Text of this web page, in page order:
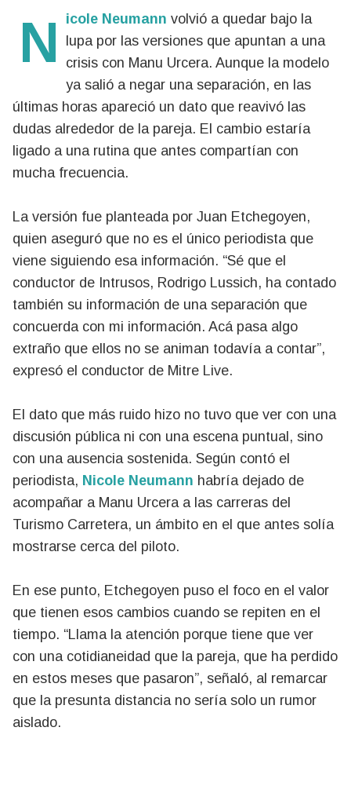
Nicole Neumann volvió a quedar bajo la
lupa por las versiones que apuntan a una
crisis con Manu Urcera. Aunque la modelo
ya salió a negar una separación, en las
últimas horas apareció un dato que reavivó las
dudas alrededor de la pareja. El cambio estaría
ligado a una rutina que antes compartían con
mucha frecuencia.
La versión fue planteada por Juan Etchegoyen,
quien aseguró que no es el único periodista que
viene siguiendo esa información. “Sé que el
conductor de Intrusos, Rodrigo Lussich, ha contado
también su información de una separación que
concuerda con mi información. Acá pasa algo
extraño que ellos no se animan todavía a contar”,
expresó el conductor de Mitre Live.
El dato que más ruido hizo no tuvo que ver con una
discusión pública ni con una escena puntual, sino
con una ausencia sostenida. Según contó el
periodista, Nicole Neumann habría dejado de
acompañar a Manu Urcera a las carreras del
Turismo Carretera, un ámbito en el que antes solía
mostrarse cerca del piloto.
En ese punto, Etchegoyen puso el foco en el valor
que tienen esos cambios cuando se repiten en el
tiempo. “Llama la atención porque tiene que ver
con una cotidianeidad que la pareja, que ha perdido
en estos meses que pasaron”, señaló, al remarcar
que la presunta distancia no sería solo un rumor
aislado.